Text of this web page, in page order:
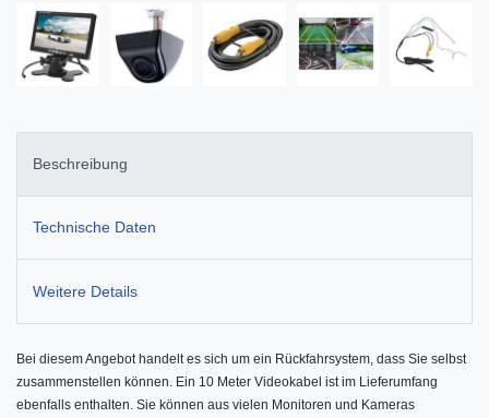
Beschreibung
Technische Daten
Weitere Details
Bei diesem Angebot handelt es sich um ein Rückfahrsystem, dass Sie selbst
zusammenstellen können. Ein 10 Meter Videokabel ist im Lieferumfang
ebenfalls enthalten. Sie können aus vielen Monitoren und Kameras